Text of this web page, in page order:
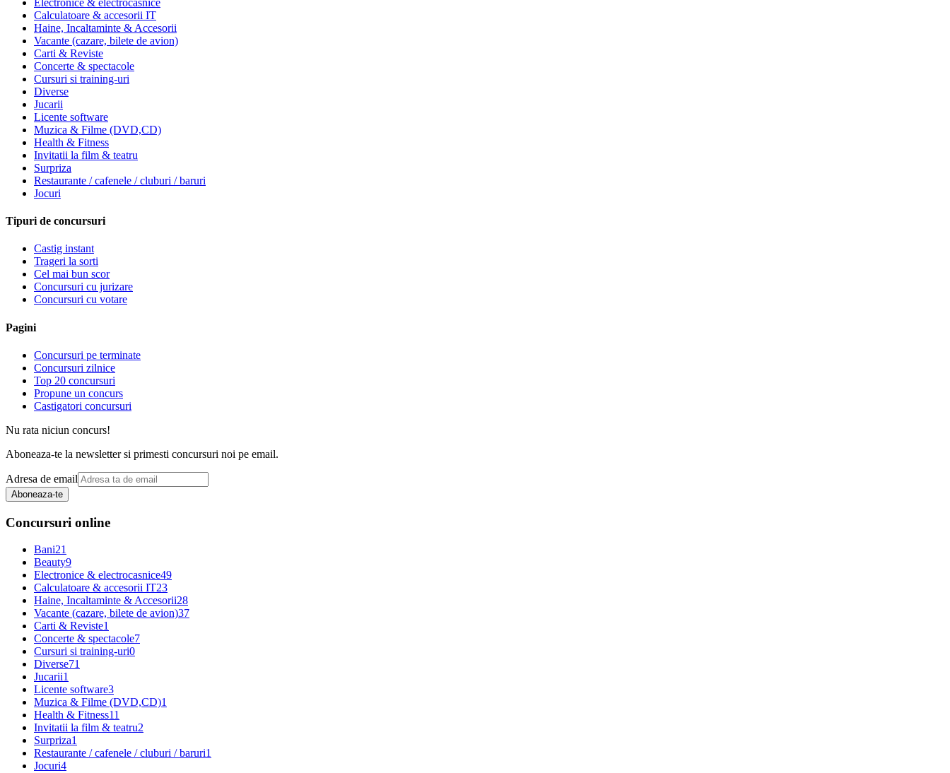
Calculatoare & accesorii IT
Haine, Incaltaminte & Accesorii
Vacante (cazare, bilete de avion)
Carti & Reviste
Concerte & spectacole
Cursuri si training-uri
Diverse
Jucarii
Licente software
Muzica & Filme (DVD,CD)
Health & Fitness
Invitatii la film & teatru
Surpriza
Restaurante / cafenele / cluburi / baruri
Jocuri
Tipuri de concursuri
Castig instant
Trageri la sorti
Cel mai bun scor
Concursuri cu jurizare
Concursuri cu votare
Pagini
Concursuri pe terminate
Concursuri zilnice
Top 20 concursuri
Propune un concurs
Castigatori concursuri
Nu rata niciun concurs!
Aboneaza-te la newsletter si primesti concursuri noi pe email.
Adresa de email
Aboneaza-te
Concursuri online
Bani21
Beauty9
Electronice & electrocasnice49
Calculatoare & accesorii IT23
Haine, Incaltaminte & Accesorii28
Vacante (cazare, bilete de avion)37
Carti & Reviste1
Concerte & spectacole7
Cursuri si training-uri0
Diverse71
Jucarii1
Licente software3
Muzica & Filme (DVD,CD)1
Health & Fitness11
Invitatii la film & teatru2
Surpriza1
Restaurante / cafenele / cluburi / baruri1
Jocuri4